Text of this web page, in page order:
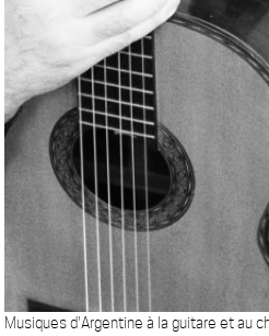
Musiques d'Argentine à la guitare et au